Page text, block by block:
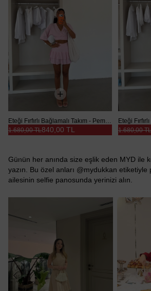
Eteği Fırfırlı Bağlamalı Takım - Pembe
840,00 TL
1.680,00 TL
Eteği
1.680,00 TL
Günün her anında size eşlik eden MYD ile
yazın. Bu özel anları @mydukkan etiketiyle
ailesinin selfie panosunda yerinizi alın.